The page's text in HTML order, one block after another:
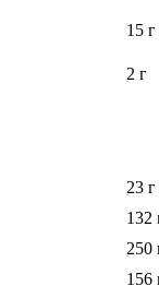
15 г
2 г
23 г
132
250
156